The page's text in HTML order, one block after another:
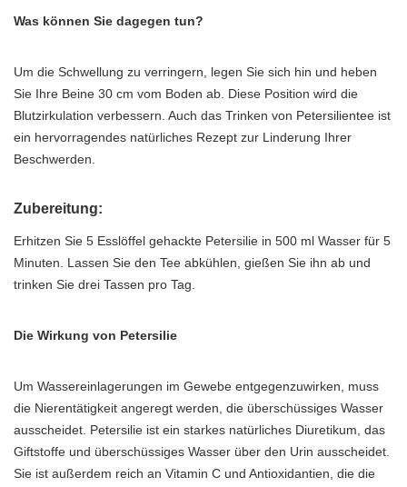
Was können Sie dagegen tun?
Um die Schwellung zu verringern, legen Sie sich hin und heben
Sie Ihre Beine 30 cm vom Boden ab. Diese Position wird die
Blutzirkulation verbessern. Auch das Trinken von Petersilientee ist
ein hervorragendes natürliches Rezept zur Linderung Ihrer
Beschwerden.
Zubereitung:
Erhitzen Sie 5 Esslöffel gehackte Petersilie in 500 ml Wasser für 5
Minuten. Lassen Sie den Tee abkühlen, gießen Sie ihn ab und
trinken Sie drei Tassen pro Tag.
Die Wirkung von Petersilie
Um Wassereinlagerungen im Gewebe entgegenzuwirken, muss
die Nierentätigkeit angeregt werden, die überschüssiges Wasser
ausscheidet. Petersilie ist ein starkes natürliches Diuretikum, das
Giftstoffe und überschüssiges Wasser über den Urin ausscheidet.
Sie ist außerdem reich an Vitamin C und Antioxidantien, die die